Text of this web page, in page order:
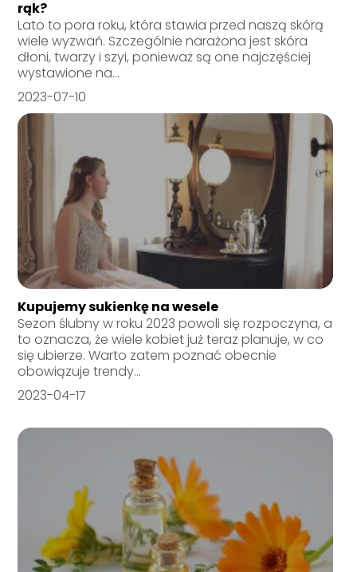
rąk?
Lato to pora roku, która stawia przed naszą skórą
wiele wyzwań. Szczególnie narażona jest skóra
dłoni, twarzy i szyi, ponieważ są one najczęściej
wystawione na...
2023-07-10
Kupujemy sukienkę na wesele
Sezon ślubny w roku 2023 powoli się rozpoczyna, a
to oznacza, że wiele kobiet już teraz planuje, w co
się ubierze. Warto zatem poznać obecnie
obowiązuje trendy...
2023-04-17